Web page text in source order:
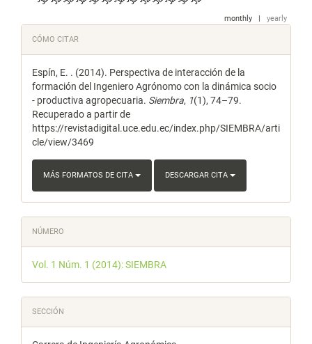
monthly | yearly
Detalles
del
artículo
CÓMO CITAR
Espín, E. . (2014). Perspectiva de interacción de la
formación del Ingeniero Agrónomo con la dinámica socio
- productiva agropecuaria. Siembra, 1(1), 74–79.
Recuperado a partir de
https://revistadigital.uce.edu.ec/index.php/SIEMBRA/arti
cle/view/3469
MÁS FORMATOS DE CITA DESCARGAR CITA
NÚMERO
Vol. 1 Núm. 1 (2014): SIEMBRA
SECCIÓN